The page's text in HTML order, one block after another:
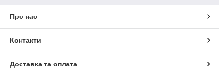
Про нас
Контакти
Доставка та оплата